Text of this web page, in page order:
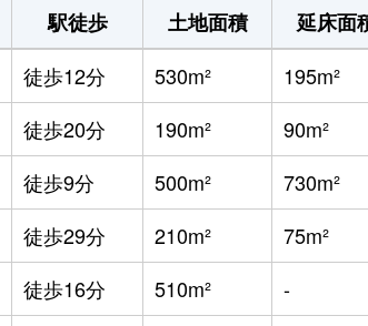
駅徒歩 土地面積 延床面
徒歩12分 530m² 195m²
徒歩20分 190m² 90m²
徒歩9分 500m² 730m²
徒歩29分 210m² 75m²
徒歩16分 510m² -